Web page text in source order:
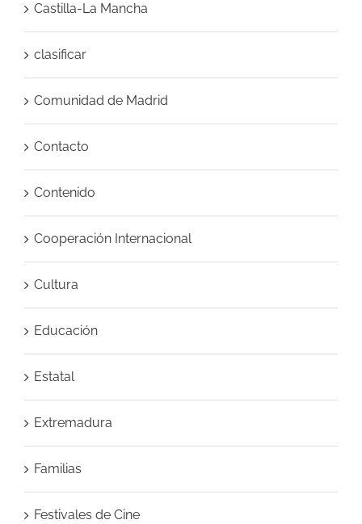
Castilla-La Mancha
clasificar
Comunidad de Madrid
Contacto
Contenido
Cooperación Internacional
Cultura
Educación
Estatal
Extremadura
Familias
Festivales de Cine